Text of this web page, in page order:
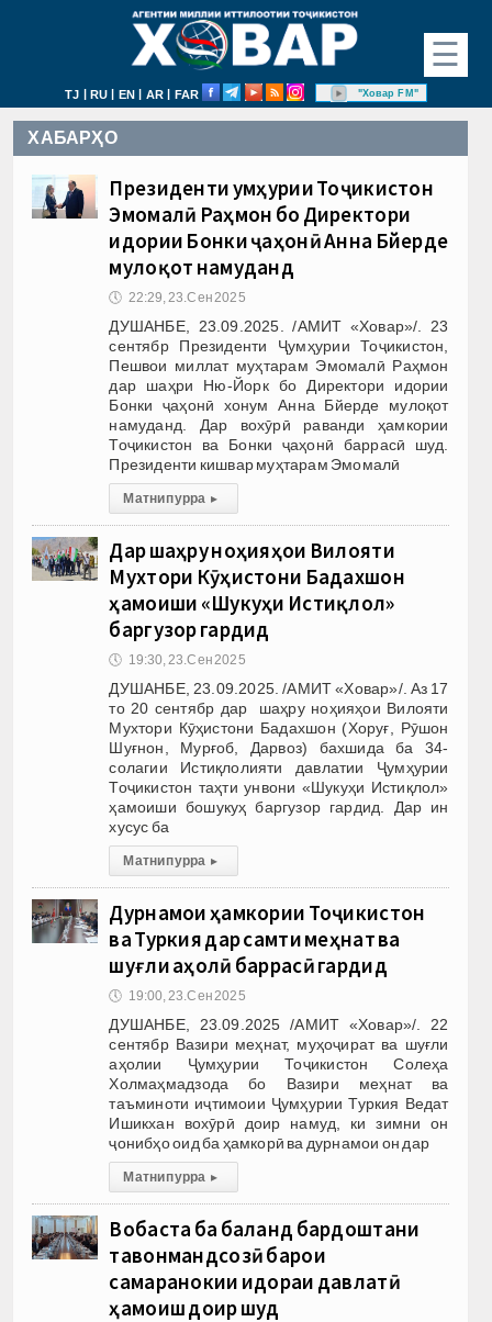
☰
TJ | RU | EN | AR | FAR "Ховар FM"
ХАБАРҲО
Президенти Ҷумҳурии Тоҷикистон
Эмомалӣ Раҳмон бо Директори
идории Бонки ҷаҳонӣ Анна Бйерде
мулоқот намуданд
🕔 22:29, 23.Сен 2025
ДУШАНБЕ, 23.09.2025. /АМИТ «Ховар»/. 23
сентябр Президенти Ҷумҳурии Тоҷикистон,
Пешвои миллат муҳтарам Эмомалӣ Раҳмон
дар шаҳри Ню-Йорк бо Директори идории
Бонки ҷаҳонӣ хонум Анна Бйерде мулоқот
намуданд. Дар вохӯрӣ раванди ҳамкории
Тоҷикистон ва Бонки ҷаҳонӣ баррасӣ шуд.
Президенти кишвар муҳтарам Эмомалӣ
Матни пурра ▸
Дар шаҳру ноҳияҳои Вилояти
Мухтори Кӯҳистони Бадахшон
ҳамоиши «Шукуҳи Истиқлол»
баргузор гардид
🕔 19:30, 23.Сен 2025
ДУШАНБЕ, 23.09.2025. /АМИТ «Ховар»/. Аз 17
то 20 сентябр дар шаҳру ноҳияҳои Вилояти
Мухтори Кӯҳистони Бадахшон (Хоруғ, Рӯшон
Шуғнон, Мурғоб, Дарвоз) бахшида ба 34-
солагии Истиқлолияти давлатии Ҷумҳурии
Тоҷикистон таҳти унвони «Шукуҳи Истиқлол»
ҳамоиши бошукуҳ баргузор гардид. Дар ин
хусус ба
Матни пурра ▸
Дурнамои ҳамкории Тоҷикистон
ва Туркия дар самти меҳнат ва
шуғли аҳолӣ баррасӣ гардид
🕔 19:00, 23.Сен 2025
ДУШАНБЕ, 23.09.2025 /АМИТ «Ховар»/. 22
сентябр Вазири меҳнат, муҳоҷират ва шуғли
аҳолии Ҷумҳурии Тоҷикистон Солеҳа
Холмаҳмадзода бо Вазири меҳнат ва
таъминоти иҷтимоии Ҷумҳурии Туркия Ведат
Ишикхан вохӯрӣ доир намуд, ки зимни он
ҷонибҳо оид ба ҳамкорӣ ва дурнамои он дар
Матни пурра ▸
Вобаста ба баланд бардоштани
тавонмандсозӣ барои
самаранокии идораи давлатӣ
ҳамоиш доир шуд